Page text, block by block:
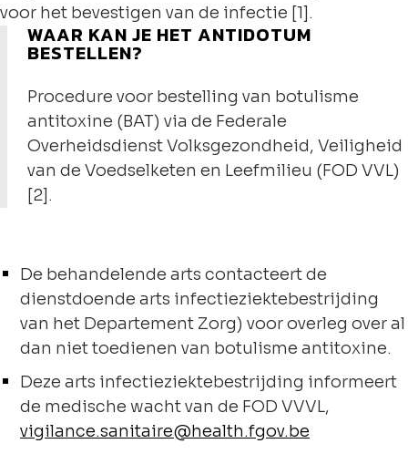
voor het bevestigen van de infectie [1].
WAAR KAN JE HET ANTIDOTUM
BESTELLEN?
Procedure voor bestelling van botulisme
antitoxine (BAT) via de Federale
Overheidsdienst Volksgezondheid, Veiligheid
van de Voedselketen en Leefmilieu (FOD VVL)
[2].
De behandelende arts contacteert de
dienstdoende arts infectieziektebestrijding
van het Departement Zorg) voor overleg over al
dan niet toedienen van botulisme antitoxine.
Deze arts infectieziektebestrijding informeert
de medische wacht van de FOD VVVL,
vigilance.sanitaire@health.fgov.be